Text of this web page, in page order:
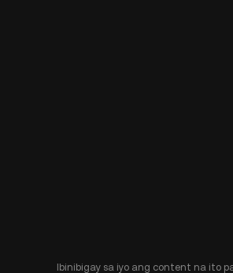
Ibinibigay sa iyo ang content na ito